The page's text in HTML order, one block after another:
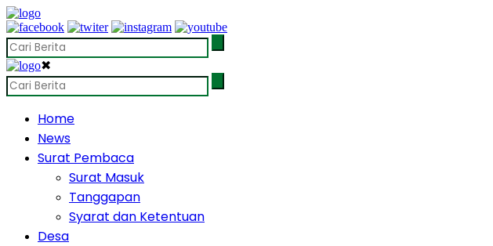
✖
Home
News
Surat Pembaca
Surat Masuk
Tanggapan
Syarat dan Ketentuan
Desa